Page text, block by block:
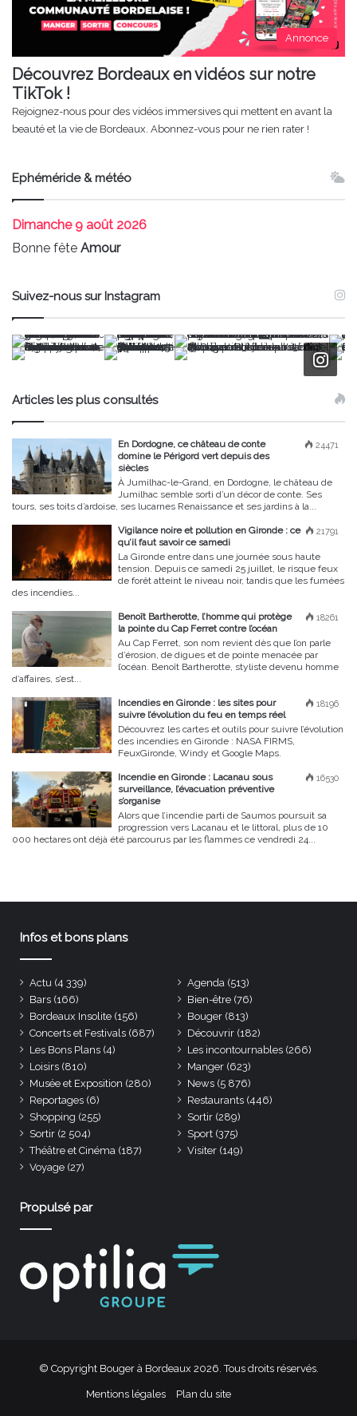
Annonce
Découvrez Bordeaux en vidéos sur notre
TikTok !
Rejoignez-nous pour des vidéos immersives qui mettent en avant la
beauté et la vie de Bordeaux. Abonnez-vous pour ne rien rater !
Ephéméride & météo
Dimanche9 août 2026
Bonne fête Amour
Suivez-nous sur Instagram
Articles les plus consultés
24471
En Dordogne, ce château de conte
domine le Périgord vert depuis des
siècles
À Jumilhac-le-Grand, en Dordogne, le château de
Jumilhac semble sorti d’un décor de conte. Ses
tours, ses toits d’ardoise, ses lucarnes Renaissance et ses jardins à la...
21791
Vigilance noire et pollution en Gironde : ce
qu’il faut savoir ce samedi
La Gironde entre dans une journée sous haute
tension. Depuis ce samedi 25 juillet, le risque feux
de forêt atteint le niveau noir, tandis que les fumées
des incendies...
18261
Benoît Bartherotte, l’homme qui protège
la pointe du Cap Ferret contre l’océan
Au Cap Ferret, son nom revient dès que l’on parle
d’érosion, de digues et de pointe menacée par
l’océan. Benoît Bartherotte, styliste devenu homme
d’affaires, s’est...
18196
Incendies en Gironde : les sites pour
suivre l’évolution du feu en temps réel
Découvrez les cartes et outils pour suivre l’évolution
des incendies en Gironde : NASA FIRMS,
FeuxGironde, Windy et Google Maps.
16530
Incendie en Gironde : Lacanau sous
surveillance, l’évacuation préventive
s’organise
Alors que l’incendie parti de Saumos poursuit sa
progression vers Lacanau et le littoral, plus de 10
000 hectares ont déjà été parcourus par les flammes ce vendredi 24...
Infos et bons plans
Actu (4 339) Agenda (513)
Bars (166) Bien-être (76)
Bordeaux Insolite (156) Bouger (813)
Concerts et Festivals (687) Découvrir (182)
Les Bons Plans (4) Les incontournables (266)
Loisirs (810) Manger (623)
Musée et Exposition (280) News (5 876)
Reportages (6) Restaurants (446)
Shopping (255) Sortir (289)
Sortir (2 504) Sport (375)
Théâtre et Cinéma (187) Visiter (149)
Voyage (27)
Propulsé par
© Copyright Bouger à Bordeaux 2026. Tous droits réservés.
Mentions légales Plan du site